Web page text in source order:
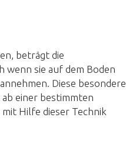
beträgt die
sie auf dem Boden
Diese besondere
einer bestimmten
Hilfe dieser Technik